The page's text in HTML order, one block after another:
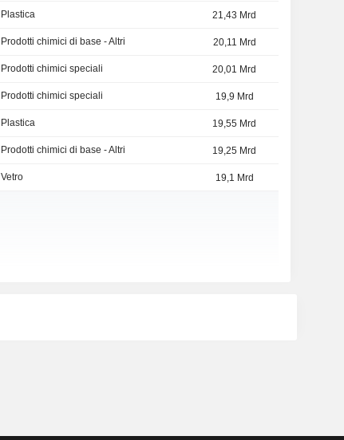
Plastica 21,43 Mrd
Prodotti chimici di base - Altri 20,11 Mrd
Prodotti chimici speciali 20,01 Mrd
Prodotti chimici speciali 19,9 Mrd
Plastica 19,55 Mrd
Prodotti chimici di base - Altri 19,25 Mrd
Vetro 19,1 Mrd